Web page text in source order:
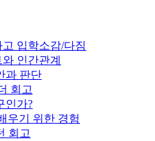
고 입학소감/다짐
인간관계
과 판단
회고
인가?
우기 위한 경험
회고